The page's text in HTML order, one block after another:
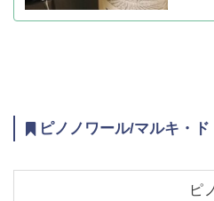
ピノノワール/マルキ・
ピ